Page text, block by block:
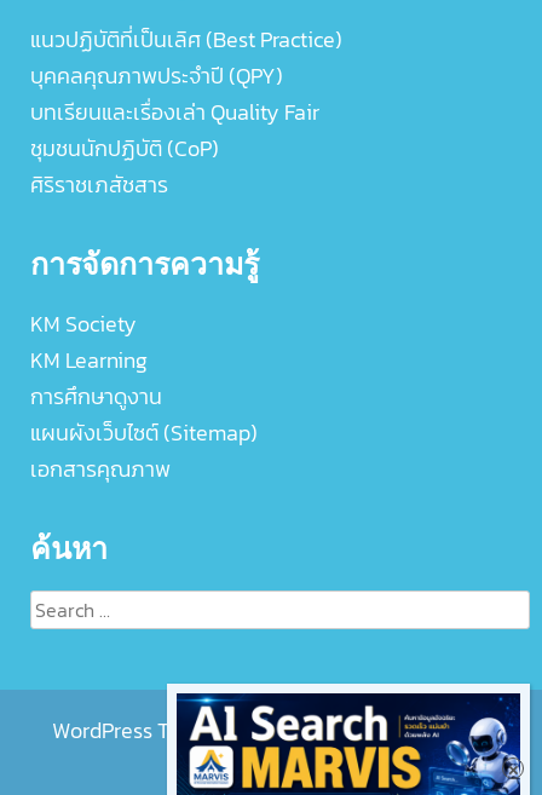
แนวปฏิบัติที่เป็นเลิศ (Best Practice)
บุคคลคุณภาพประจำปี (QPY)
บทเรียนและเรื่องเล่า Quality Fair
ชุมชนนักปฏิบัติ (CoP)
ศิริราชเภสัชสาร
การจัดการความรู้
KM Society
KM Learning
การศึกษาดูงาน
แผนผังเว็บไซต์ (Sitemap)
เอกสารคุณภาพ
ค้นหา
Search
for:
WordPress Theme :EightMedi Liteby 8Degree
Themes